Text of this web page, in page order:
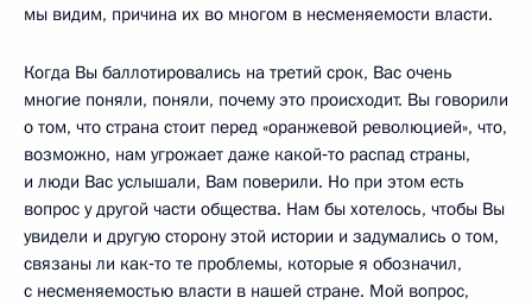
мы видим, причина их во многом в несменяемости власти.
Когда Вы баллотировались на третий срок, Вас очень
многие поняли, поняли, почему это происходит. Вы говорили
о том, что страна стоит перед «оранжевой революцией», что,
возможно, нам угрожает даже какой‑то распад страны,
и люди Вас услышали, Вам поверили. Но при этом есть
вопрос у другой части общества. Нам бы хотелось, чтобы Вы
увидели и другую сторону этой истории и задумались о том,
связаны ли как‑то те проблемы, которые я обозначил,
с несменяемостью власти в нашей стране. Мой вопрос,